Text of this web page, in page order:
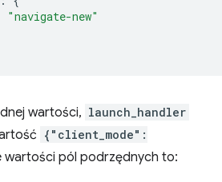
"navigate-new"
wartości, launch_handler
{"client_mode":
wartości pól podrzędnych to: